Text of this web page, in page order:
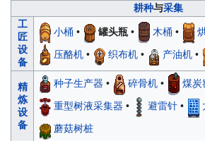
耕种与采集
工
匠
设
备
小桶 • 罐头瓶• 木桶 •
压酪机• 织布机• 产油机•
精
炼
设
备
种子生产器 • 碎骨机• 煤炭
重型树液采集器 • 避雷针•
蘑菇树桩